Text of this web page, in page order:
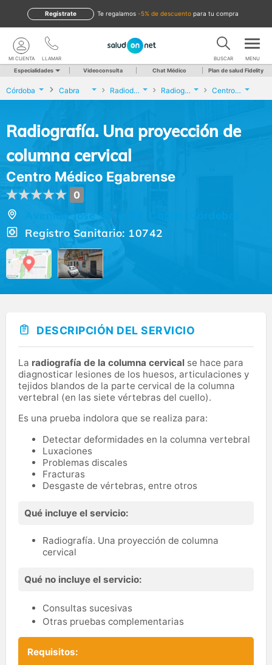
te regalamos -5% de descuento para tu compra
Regístrate
LLAMAR
MI CUENTA BUSCAR MENU
Especialidades Videoconsulta Chat Médico Plan de salud Fidelity
Córdoba Cabra Radiodiagnóstico Radiografía. Una proyección de columna cervical Centro Médico Egabrense
Radiografía. Una proyección de
columna cervical
Centro Médico Egabrense
0
Avenida Jose Solis, 98, Cabra (Córdoba)
Registro Sanitario: 10742
DESCRIPCIÓN DEL SERVICIO
La radiografía de la columna cervical se hace para
diagnosticar lesiones de los huesos, articulaciones y
tejidos blandos de la parte cervical de la columna
vertebral (en las siete vértebras del cuello).
Es una prueba indolora que se realiza para:
Detectar deformidades en la columna vertebral
Luxaciones
Problemas discales
Fracturas
Desgaste de vértebras, entre otros
Qué incluye el servicio:
Radiografía. Una proyección de columna
cervical
Qué no incluye el servicio:
Consultas sucesivas
Otras pruebas complementarias
Requisitos: